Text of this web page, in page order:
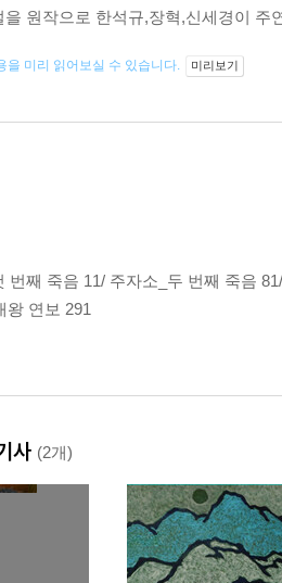
을 원작으로 한석규,장혁,신세경이
을 미리 읽어보실 수 있습니다. 미리보기
번째 죽음 11/ 주자소_두 번째 죽음
왕 연보 291
사 (2개)